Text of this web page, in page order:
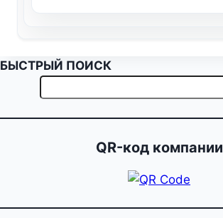
БЫСТРЫЙ ПОИСК
QR-код компании